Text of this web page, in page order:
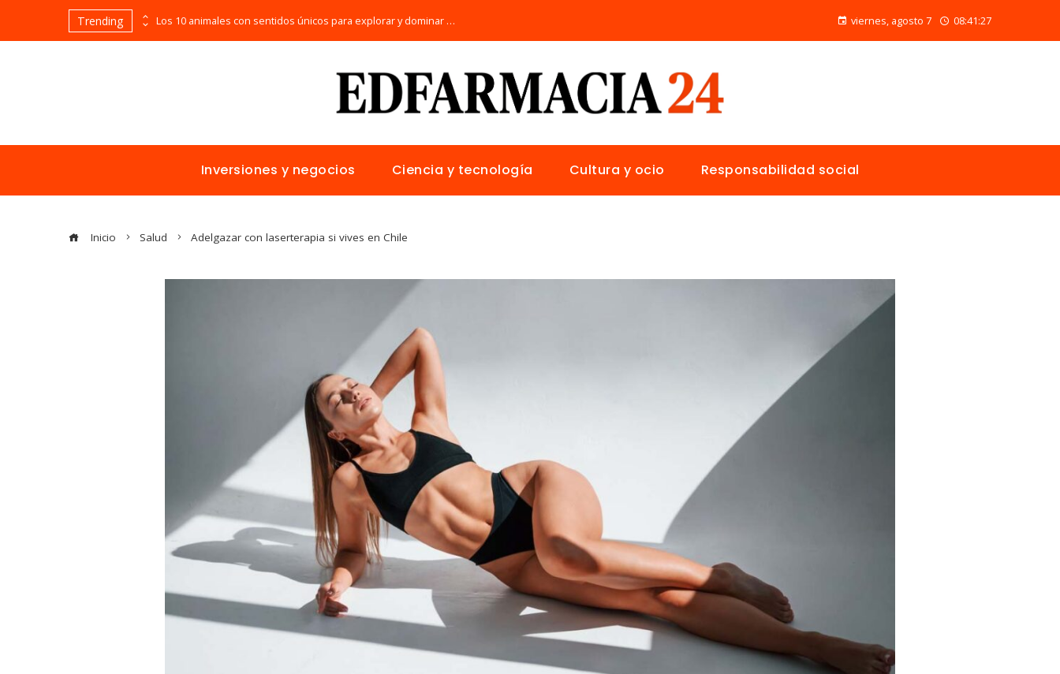
Trending Bosnia y Herzegovina: cómo reducir fragmentación económica y aumentar inversión Los 10 animales con sentidos únicos para explorar y dominar su hábitat natural viernes, agosto 7 08:41:27
Inversiones y negocios Ciencia y tecnología Cultura y ocio Responsabilidad social
Inicio Salud Adelgazar con laserterapia si vives en Chile